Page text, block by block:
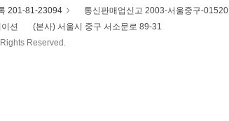
201-81-23094 통신판매업신고 2003-서울중구-01520
션
(본사) 서울시 중구 서소문로 89-31
Reserved.